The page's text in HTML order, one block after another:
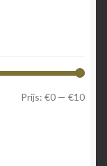
Min.
Max.
Prijs: €0 — €10